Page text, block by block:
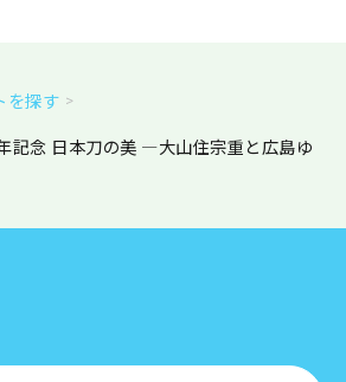
を探す
記念 日本刀の美 ―大山住宗重と広島ゆ